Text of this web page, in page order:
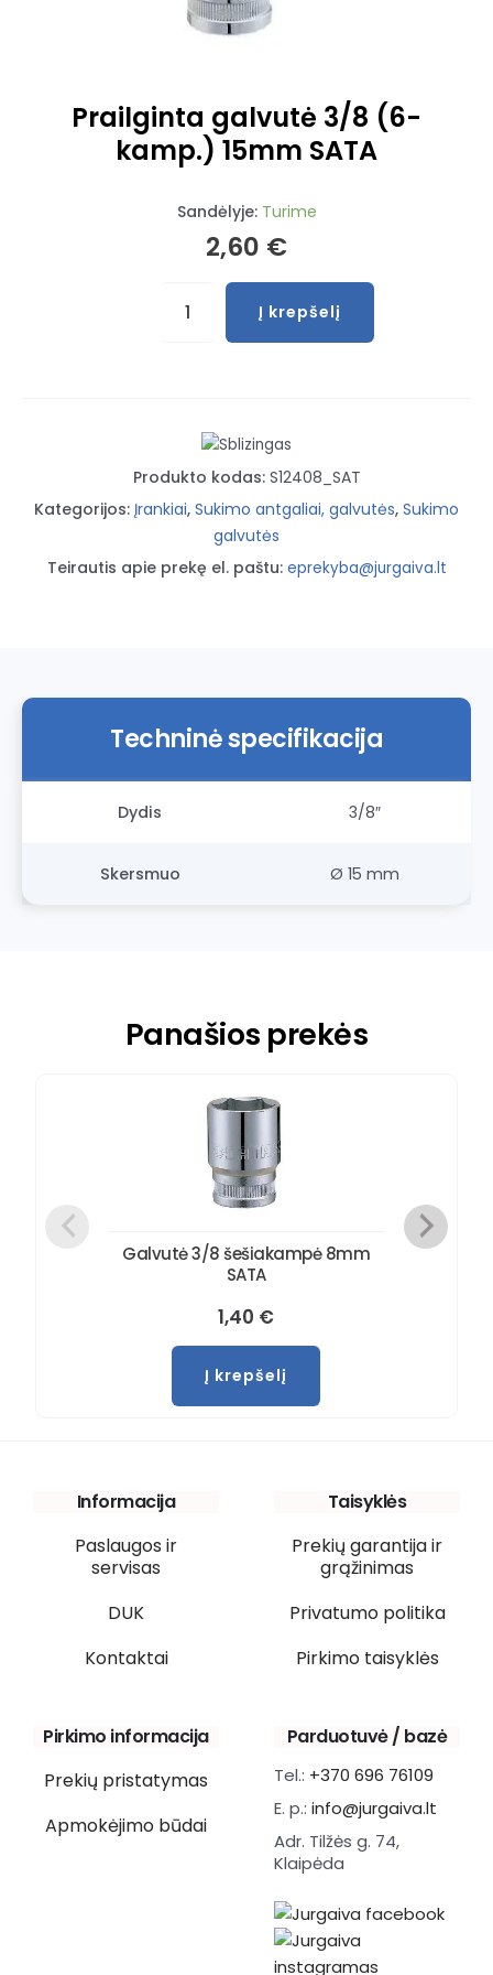
Prailginta galvutė 3/8 (6-
kamp.) 15mm SATA
Sandėlyje: Turime
2,60 €
15mm
SATA
Į krepšelį
Produkto kodas: S12408_SAT
Kategorijos: Įrankiai, Sukimo antgaliai, galvutės, Sukimo
galvutės
Teirautis apie prekę el. paštu: eprekyba@jurgaiva.lt
Techninė specifikacija
Dydis 3/8″
Skersmuo Ø 15 mm
Panašios prekės
Galvutė 3/8 šešiakampė 8mm
SATA
1,40 €
Į krepšelį
Informacija
Paslaugos ir
servisas
DUK
Kontaktai
Taisyklės
Prekių garantija ir
grąžinimas
Privatumo politika
Pirkimo taisyklės
Pirkimo informacija
Prekių pristatymas
Apmokėjimo būdai
Parduotuvė / bazė
Tel.: +370 696 76109
E. p.: info@jurgaiva.lt
Adr. Tilžės g. 74,
Klaipėda